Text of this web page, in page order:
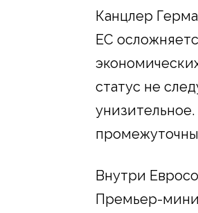
Канцлер
ЕС
статус не
Внутри
Премьер-